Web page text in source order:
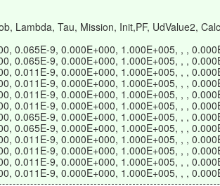
Lambda, Tau, Mission, Init,PF, UdValue2,
0.065E-9, 0.000E+000, 1.000E+005, , ,
0.065E-9, 0.000E+000, 1.000E+005, , ,
0.011E-9, 0.000E+000, 1.000E+005, , ,
0.011E-9, 0.000E+000, 1.000E+005, , ,
0.011E-9, 0.000E+000, 1.000E+005, , ,
0.011E-9, 0.000E+000, 1.000E+005, , ,
0.065E-9, 0.000E+000, 1.000E+005, , ,
0.065E-9, 0.000E+000, 1.000E+005, , ,
0.011E-9, 0.000E+000, 1.000E+005, , ,
0.011E-9, 0.000E+000, 1.000E+005, , ,
0.011E-9, 0.000E+000, 1.000E+005, , ,
0.011E-9, 0.000E+000, 1.000E+005, , ,